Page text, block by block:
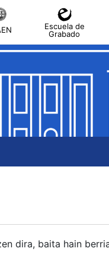
Escuela de
Grabado
dira, baita hain